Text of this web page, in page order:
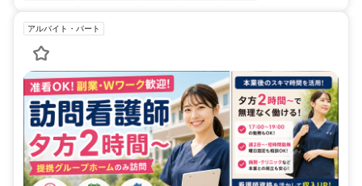
アルバイト・パート